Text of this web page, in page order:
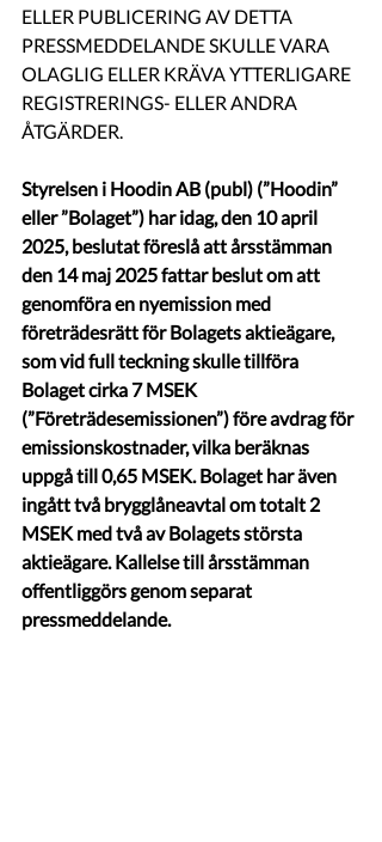
ELLER PUBLICERING AV DETTA
PRESSMEDDELANDE SKULLE VARA
OLAGLIG ELLER KRÄVA YTTERLIGARE
REGISTRERINGS- ELLER ANDRA
ÅTGÄRDER.
Styrelsen i Hoodin AB (publ) (”Hoodin”
eller ”Bolaget”) har idag, den 10 april
2025, beslutat föreslå att årsstämman
den 14 maj 2025 fattar beslut om att
genomföra en nyemission med
företrädesrätt för Bolagets aktieägare,
som vid full teckning skulle tillföra
Bolaget cirka 7 MSEK
(”Företrädesemissionen”) före avdrag för
emissionskostnader, vilka beräknas
uppgå till 0,65 MSEK. Bolaget har även
ingått två brygglåneavtal om totalt 2
MSEK med två av Bolagets största
aktieägare. Kallelse till årsstämman
offentliggörs genom separat
pressmeddelande.